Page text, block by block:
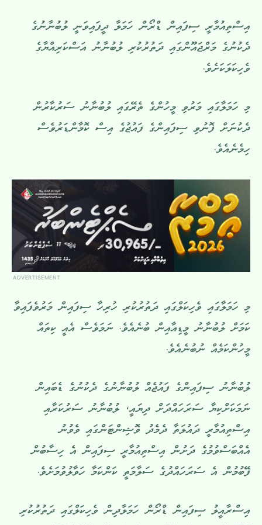
އިސްތިއުމާރީ ސިފައިން ޑްރޯން ހަމަލާ ދީފައިވަނީ ލުބުނާނުގެ
ދެކުނުގެ މަރްޖައޫންގައި ދަތުރުކުރި ލުބުނާނު އަސްކަރިއްޔާގެ
ވެހިކަލަކަށެވެ.
މި ހަމަލާގައި މަރުވި މީހުންގެ ތެރޭގައި ލުބުނާނު ސަރުކާރުން
ދެކުނަށް ފޮނުވި ސިފައިންގެ ފައުޖުގެ އިސް ކޮމާންޑަރުވެސް
ހިމެނެއެވެ.
ADVERTISEMENT
މި ހަމަލާގައި ވެހިކަލްގައި ދަތުރުކުރި ހުރިހާ ސިފައިން މަރުވެފައިވާ
ކަމަށް ލުބުނާނު މީޑިއާއިން ބުނެއެވެ. ނަމަވެސް އެއީ ކިތައް
މީހުންކަމެއް ނުބުނެއެވެ.
ލުބުނާނު ސިފައިންގެ ފައުޖެއް ލުބުނާނުގެ ދެކުނުގެ ޑެބައިން
ނަމަކަށްކިޔާ ސަރަހައްދަށް ދިޔައީ، ލުބުނާނު ސަރުކަރާއި
އިސްތިއުމާރީ ދައުލަތާ ދެމެދު ވޮޝިންޓަންގައި ވެވުނު
އެއްބަސްވުމުގެ ދަށުން އިސްތިއުމާރީ ސިފައިން އެ ހިސާބުން
ފޭބުމުން އެ ސަރަހައްދުގެ ސަލާމަތީ ކަންކަމާ ހަވާލުވުމަށެވެ.
އިސްރާއީލު ސިފައިން ޑްރޯން ހަމަލާދިން ވެހިކަލްގައި ދަތުރުކުރި